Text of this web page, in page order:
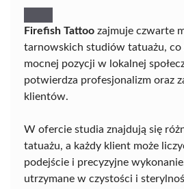
Firefish Tattoo zajmuje czwarte
tarnowskich studiów tatuażu, co
mocnej pozycji w lokalnej
potwierdza profesjonalizm oraz
klientów.
W ofercie studia znajdują się
tatuażu, a każdy klient może
podejście i precyzyjne
utrzymane w czystości i